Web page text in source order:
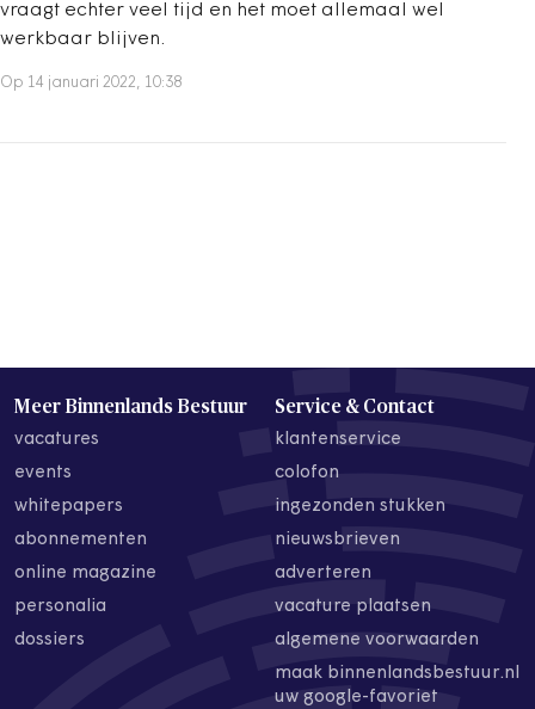
vraagt echter veel tijd en het moet allemaal wel
werkbaar blijven.
Op 14 januari 2022, 10:38
Meer Binnenlands Bestuur
vacatures
events
whitepapers
abonnementen
online magazine
personalia
dossiers
Service & Contact
klantenservice
colofon
ingezonden stukken
nieuwsbrieven
adverteren
vacature plaatsen
algemene voorwaarden
maak binnenlandsbestuur.nl
uw google-favoriet